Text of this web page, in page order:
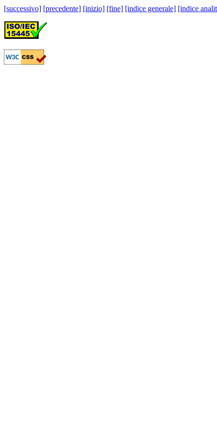
[successivo] [precedente] [inizio] [fine] [indice generale] [indice